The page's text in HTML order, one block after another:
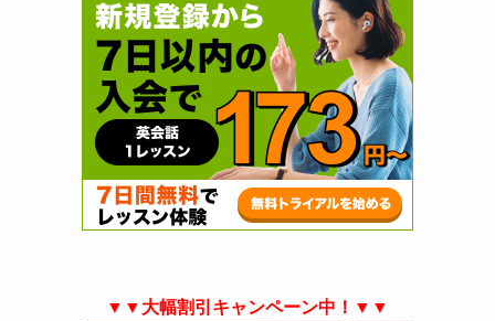
▼▼大幅割引キャンペーン中！▼▼